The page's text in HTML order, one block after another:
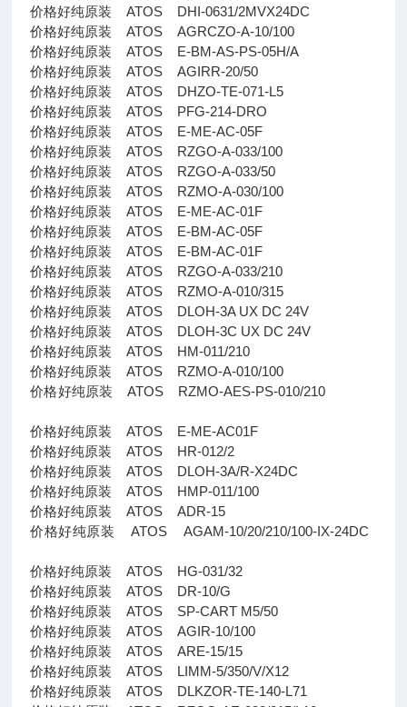
价格好纯原装 ATOS DHI-0631/2MVX24DC
价格好纯原装 ATOS AGRCZO-A-10/100
价格好纯原装 ATOS E-BM-AS-PS-05H/A
价格好纯原装 ATOS AGIRR-20/50
价格好纯原装 ATOS DHZO-TE-071-L5
价格好纯原装 ATOS PFG-214-DRO
价格好纯原装 ATOS E-ME-AC-05F
价格好纯原装 ATOS RZGO-A-033/100
价格好纯原装 ATOS RZGO-A-033/50
价格好纯原装 ATOS RZMO-A-030/100
价格好纯原装 ATOS E-ME-AC-01F
价格好纯原装 ATOS E-BM-AC-05F
价格好纯原装 ATOS E-BM-AC-01F
价格好纯原装 ATOS RZGO-A-033/210
价格好纯原装 ATOS RZMO-A-010/315
价格好纯原装 ATOS DLOH-3A UX DC 24V
价格好纯原装 ATOS DLOH-3C UX DC 24V
价格好纯原装 ATOS HM-011/210
价格好纯原装 ATOS RZMO-A-010/100
价格好纯原装 ATOS RZMO-AES-PS-010/210
价格好纯原装 ATOS E-ME-AC01F
价格好纯原装 ATOS HR-012/2
价格好纯原装 ATOS DLOH-3A/R-X24DC
价格好纯原装 ATOS HMP-011/100
价格好纯原装 ATOS ADR-15
价格好纯原装 ATOS AGAM-10/20/210/100-IX-24DC
价格好纯原装 ATOS HG-031/32
价格好纯原装 ATOS DR-10/G
价格好纯原装 ATOS SP-CART M5/50
价格好纯原装 ATOS AGIR-10/100
价格好纯原装 ATOS ARE-15/15
价格好纯原装 ATOS LIMM-5/350/V/X12
价格好纯原装 ATOS DLKZOR-TE-140-L71